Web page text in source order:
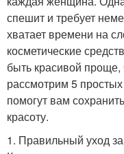
спешит и требует
хватает времени на
косметические
быть красивой
рассмотрим 5
помогут вам
красоту.
1. Правильный уход